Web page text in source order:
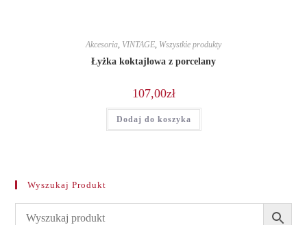
Akcesoria VINTAGE Wszystkie produkty
Łyżka koktajlowa z porcelany
107,00zł
Dodaj do koszyka
Wyszukaj Produkt